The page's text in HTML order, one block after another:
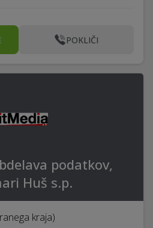
POKLIČI
podatkov,
Huš s.p.
kraja)